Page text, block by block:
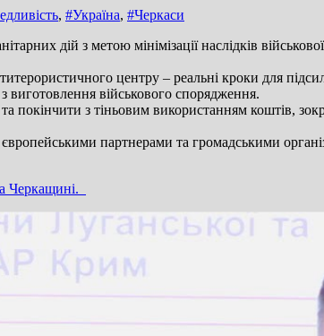
, #Україна, #Черкаси
дій з метою мінімізації наслідків
центру – реальні кроки для
виготовлення військового спорядження.
покінчити з тіньовим використанням коштів,
партнерами та громадськими
Черкащині.